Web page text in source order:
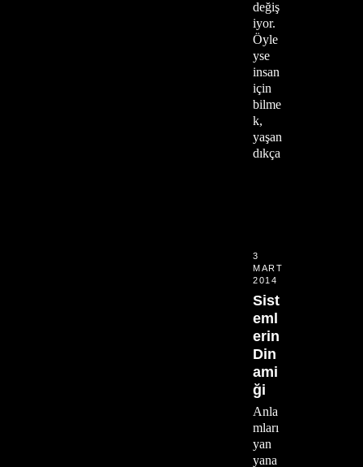
değiş
iyor.
Öyle
yse
insan
için
bilme
k,
yaşan
dıkça
3
MART
2014
Sist
eml
erin
Din
ami
ği
Anla
mları
yan
yana